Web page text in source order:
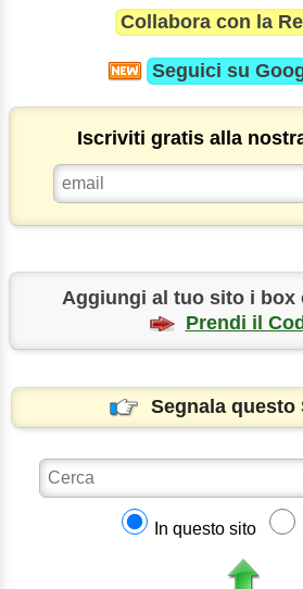
Collabora con la
Seguici su
Iscriviti gratis alla
Aggiungi al tuo sito i box
Prendi il
Segnala questo
In questo sito